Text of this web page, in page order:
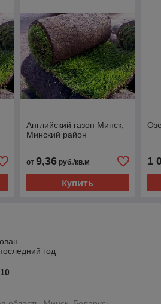
Английский газон Минск,
Минский район
от 9,36руб./кв.м
Купить
1
год